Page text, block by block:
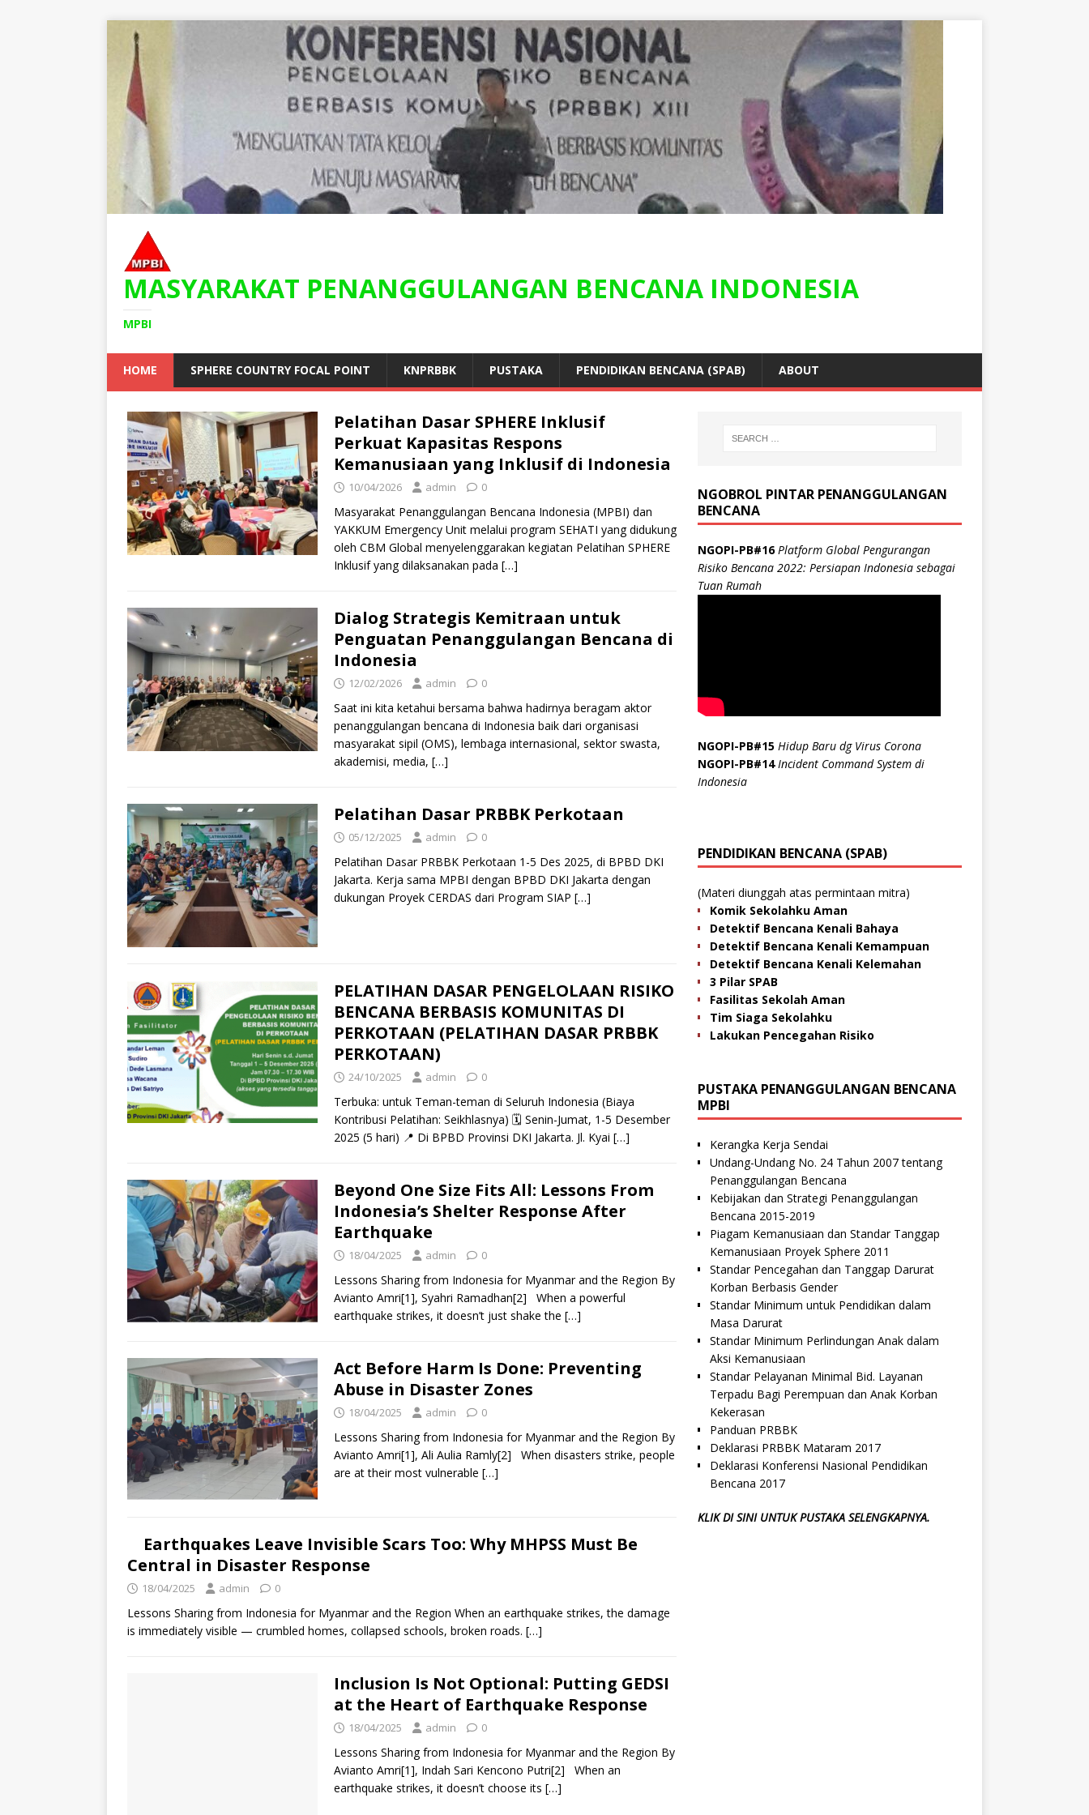
MASYARAKAT PENANGGULANGAN BENCANA INDONESIA
MPBI
HOME SPHERE COUNTRY FOCAL POINT KNPRBBK PUSTAKA PENDIDIKAN BENCANA (SPAB) ABOUT
Pelatihan Dasar SPHERE Inklusif
Perkuat Kapasitas Respons
Kemanusiaan yang Inklusif di Indonesia
10/04/2026 admin 0
Masyarakat Penanggulangan Bencana Indonesia (MPBI) dan
YAKKUM Emergency Unit melalui program SEHATI yang didukung
oleh CBM Global menyelenggarakan kegiatan Pelatihan SPHERE
Inklusif yang dilaksanakan pada […]
Dialog Strategis Kemitraan untuk
Penguatan Penanggulangan Bencana di
Indonesia
12/02/2026 admin 0
Saat ini kita ketahui bersama bahwa hadirnya beragam aktor
penanggulangan bencana di Indonesia baik dari organisasi
masyarakat sipil (OMS), lembaga internasional, sektor swasta,
akademisi, media, […]
Pelatihan Dasar PRBBK Perkotaan
05/12/2025 admin 0
Pelatihan Dasar PRBBK Perkotaan 1-5 Des 2025, di BPBD DKI
Jakarta. Kerja sama MPBI dengan BPBD DKI Jakarta dengan
dukungan Proyek CERDAS dari Program SIAP […]
PELATIHAN DASAR PENGELOLAAN RISIKO
BENCANA BERBASIS KOMUNITAS DI
PERKOTAAN (PELATIHAN DASAR PRBBK
PERKOTAAN)
24/10/2025 admin 0
Terbuka: untuk Teman-teman di Seluruh Indonesia (Biaya
Kontribusi Pelatihan: Seikhlasnya) 🗓️ Senin-Jumat, 1-5 Desember
2025 (5 hari) 📍 Di BPBD Provinsi DKI Jakarta. Jl. Kyai […]
Beyond One Size Fits All: Lessons From
Indonesia’s Shelter Response After
Earthquake
18/04/2025 admin 0
Lessons Sharing from Indonesia for Myanmar and the Region By
Avianto Amri[1], Syahri Ramadhan[2] When a powerful
earthquake strikes, it doesn’t just shake the […]
Act Before Harm Is Done: Preventing
Abuse in Disaster Zones
18/04/2025 admin 0
Lessons Sharing from Indonesia for Myanmar and the Region By
Avianto Amri[1], Ali Aulia Ramly[2] When disasters strike, people
are at their most vulnerable […]
Earthquakes Leave Invisible Scars Too: Why MHPSS Must Be
Central in Disaster Response
18/04/2025 admin 0
Lessons Sharing from Indonesia for Myanmar and the Region When an earthquake strikes, the damage
is immediately visible — crumbled homes, collapsed schools, broken roads. […]
Inclusion Is Not Optional: Putting GEDSI
at the Heart of Earthquake Response
18/04/2025 admin 0
Lessons Sharing from Indonesia for Myanmar and the Region By
Avianto Amri[1], Indah Sari Kencono Putri[2] When an
earthquake strikes, it doesn’t choose its […]
NGOBROL PINTAR PENANGGULANGAN
BENCANA
NGOPI-PB#16 Platform Global Pengurangan
Risiko Bencana 2022: Persiapan Indonesia sebagai
Tuan Rumah
NGOPI-PB#15 Hidup Baru dg Virus Corona
NGOPI-PB#14 Incident Command System di
Indonesia
PENDIDIKAN BENCANA (SPAB)
(Materi diunggah atas permintaan mitra)
Komik Sekolahku Aman
Detektif Bencana Kenali Bahaya
Detektif Bencana Kenali Kemampuan
Detektif Bencana Kenali Kelemahan
3 Pilar SPAB
Fasilitas Sekolah Aman
Tim Siaga Sekolahku
Lakukan Pencegahan Risiko
PUSTAKA PENANGGULANGAN BENCANA
MPBI
Kerangka Kerja Sendai
Undang-Undang No. 24 Tahun 2007 tentang
Penanggulangan Bencana
Kebijakan dan Strategi Penanggulangan
Bencana 2015-2019
Piagam Kemanusiaan dan Standar Tanggap
Kemanusiaan Proyek Sphere 2011
Standar Pencegahan dan Tanggap Darurat
Korban Berbasis Gender
Standar Minimum untuk Pendidikan dalam
Masa Darurat
Standar Minimum Perlindungan Anak dalam
Aksi Kemanusiaan
Standar Pelayanan Minimal Bid. Layanan
Terpadu Bagi Perempuan dan Anak Korban
Kekerasan
Panduan PRBBK
Deklarasi PRBBK Mataram 2017
Deklarasi Konferensi Nasional Pendidikan
Bencana 2017
KLIK DI SINI UNTUK PUSTAKA SELENGKAPNYA.